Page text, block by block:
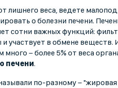
лишнего веса, ведете
о болезни печени.
сотни важных функций:
участвует в обмене веществ.
много − более 5% от веса
печени.
по-разному −